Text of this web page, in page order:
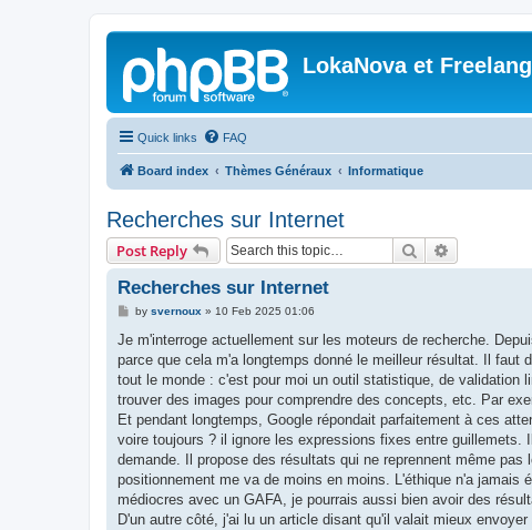
LokaNova et Freelang
Quick links FAQ
Board index Thèmes Généraux Informatique
Recherches sur Internet
Post Reply Search
Recherches sur Internet
P
s
by svernoux » 10 Feb 2025 01:06
Je m'interroge actuellement sur les moteurs de recherche.
parce que cela m'a longtemps donné le meilleur résultat. Il faut
tout le monde : c'est pour moi un outil statistique, de validation
trouver des images pour comprendre des concepts, etc. Par
Et pendant longtemps, Google répondait parfaitement à ces
voire toujours ? il ignore les expressions fixes entre
demande. Il propose des résultats qui ne reprennent même
positionnement me va de moins en moins. L'éthique n'a
médiocres avec un GAFA, je pourrais aussi bien avoir des
D'un autre côté, j'ai lu un article disant qu'il valait mieux